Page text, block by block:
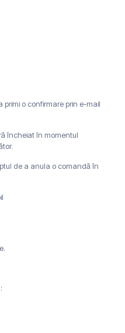
primi o confirmare prin e-mail
încheiat în momentul
de a anula o comandă în